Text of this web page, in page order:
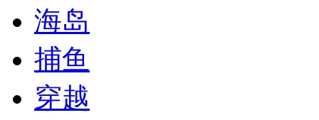
海岛
捕鱼
穿越